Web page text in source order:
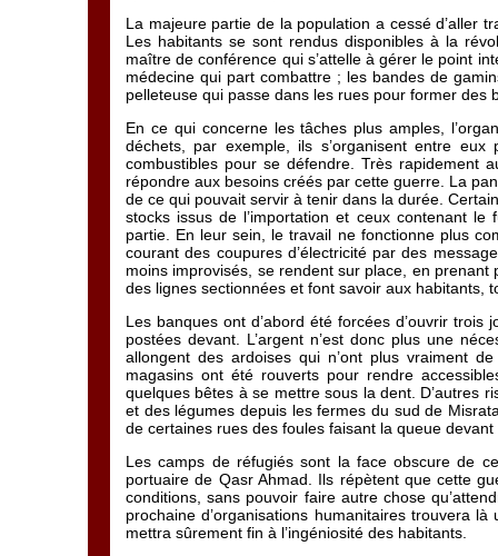
La majeure partie de la population a cessé d’aller
Les habitants se sont rendus disponibles à la
maître de conférence qui s’attelle à gérer le point
médecine qui part combattre ; les bandes de
pelleteuse qui passe dans les rues pour former des
En ce qui concerne les tâches plus amples,
déchets, par exemple, ils s’organisent entre
combustibles pour se défendre. Très rapidement
répondre aux besoins créés par cette guerre. La
de ce qui pouvait servir à tenir dans la durée.
stocks issus de l’importation et ceux contenant
partie. En leur sein, le travail ne fonctionne plus
courant des coupures d’électricité par des
moins improvisés, se rendent sur place, en
des lignes sectionnées et font savoir aux habitants,
Les banques ont d’abord été forcées d’ouvrir
postées devant. L’argent n’est donc plus une
allongent des ardoises qui n’ont plus vraiment
magasins ont été rouverts pour rendre
quelques bêtes à se mettre sous la dent. D’autres
et des légumes depuis les fermes du sud de
de certaines rues des foules faisant la queue
Les camps de réfugiés sont la face obscure de
portuaire de Qasr Ahmad. Ils répètent que cette
conditions, sans pouvoir faire autre chose
prochaine d’organisations humanitaires trouvera
mettra sûrement fin à l’ingéniosité des habitants.